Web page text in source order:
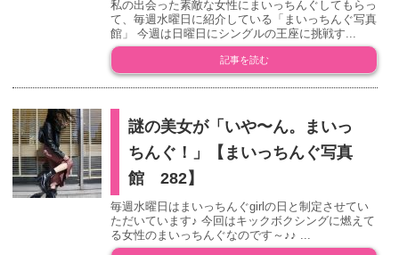
私の出会った素敵な女性にまいっちんぐしてもらっ
て、毎週水曜日に紹介している「まいっちんぐ写真
館」 今週は日曜日にシングルの王座に挑戦す...
記事を読む
謎の美女が「いや〜ん。まいっ
ちんぐ！」【まいっちんぐ写真
館 282】
毎週水曜日はまいっちんぐgirlの日と制定させてい
ただいています♪ 今回はキックボクシングに燃えて
る女性のまいっちんぐなのです～♪♪ ...